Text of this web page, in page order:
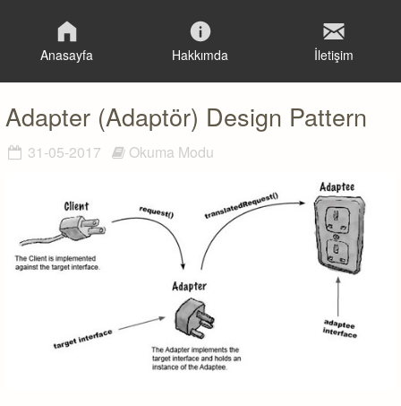
Anasayfa Hakkımda İletişim
Adapter (Adaptör) Design Pattern
31-05-2017 Okuma Modu